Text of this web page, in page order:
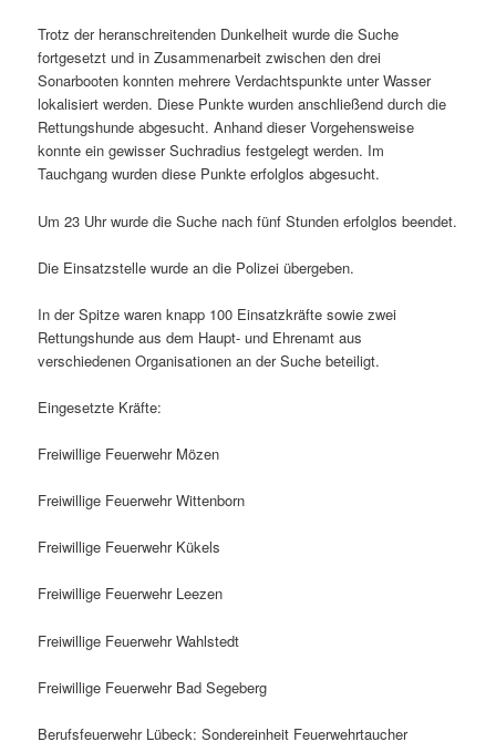
Trotz der heranschreitenden Dunkelheit wurde die Suche
fortgesetzt und in Zusammenarbeit zwischen den drei
Sonarbooten konnten mehrere Verdachtspunkte unter Wasser
lokalisiert werden. Diese Punkte wurden anschließend durch die
Rettungshunde abgesucht. Anhand dieser Vorgehensweise
konnte ein gewisser Suchradius festgelegt werden. Im
Tauchgang wurden diese Punkte erfolglos abgesucht.
Um 23 Uhr wurde die Suche nach fünf Stunden erfolglos beendet.
Die Einsatzstelle wurde an die Polizei übergeben.
In der Spitze waren knapp 100 Einsatzkräfte sowie zwei
Rettungshunde aus dem Haupt- und Ehrenamt aus
verschiedenen Organisationen an der Suche beteiligt.
Eingesetzte Kräfte:
Freiwillige Feuerwehr Mözen
Freiwillige Feuerwehr Wittenborn
Freiwillige Feuerwehr Kükels
Freiwillige Feuerwehr Leezen
Freiwillige Feuerwehr Wahlstedt
Freiwillige Feuerwehr Bad Segeberg
Berufsfeuerwehr Lübeck: Sondereinheit Feuerwehrtaucher